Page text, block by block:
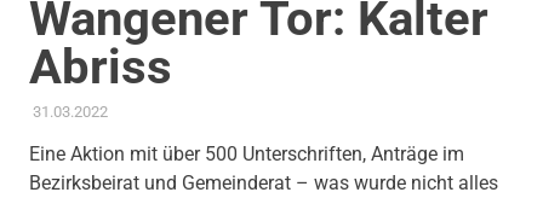
Wangener Tor: Kalter
Abriss
31.03.2022ADMIN
AKTUELLES
BETEILIGUNG
Eine Aktion mit über 500 Unterschriften, Anträge im
Bezirksbeirat und Gemeinderat – was wurde nicht alles